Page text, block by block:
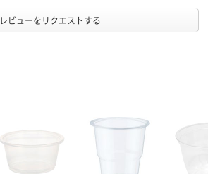
レビューをリクエストする